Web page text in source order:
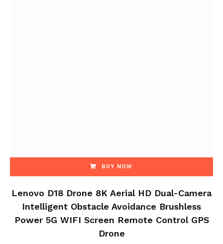
BUY NOW
Lenovo D18 Drone 8K Aerial HD Dual-Camera
Intelligent Obstacle Avoidance Brushless
Power 5G WIFI Screen Remote Control GPS
Drone